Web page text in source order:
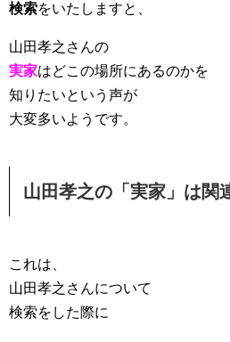
検索をいたしますと、
山田孝之さんの
実家はどこの場所にあるのかを
知りたいという声が
大変多いようです。
山田孝之の「実家」は関
これは、
山田孝之さんについて
検索をした際に